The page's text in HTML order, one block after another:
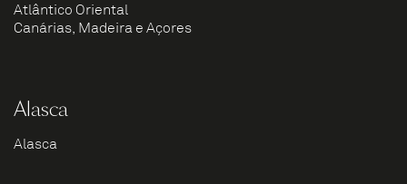
Atlântico Oriental
Canárias, Madeira e Açores
Alasca
Alasca